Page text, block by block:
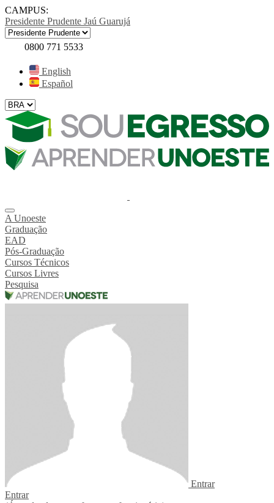
CAMPUS:
Presidente Prudente Jaú Guarujá
0800 771 5533
English
Español
A Unoeste
Graduação
EAD
Pós-Graduação
Cursos Técnicos
Cursos Livres
Pesquisa
Entrar
Entrar